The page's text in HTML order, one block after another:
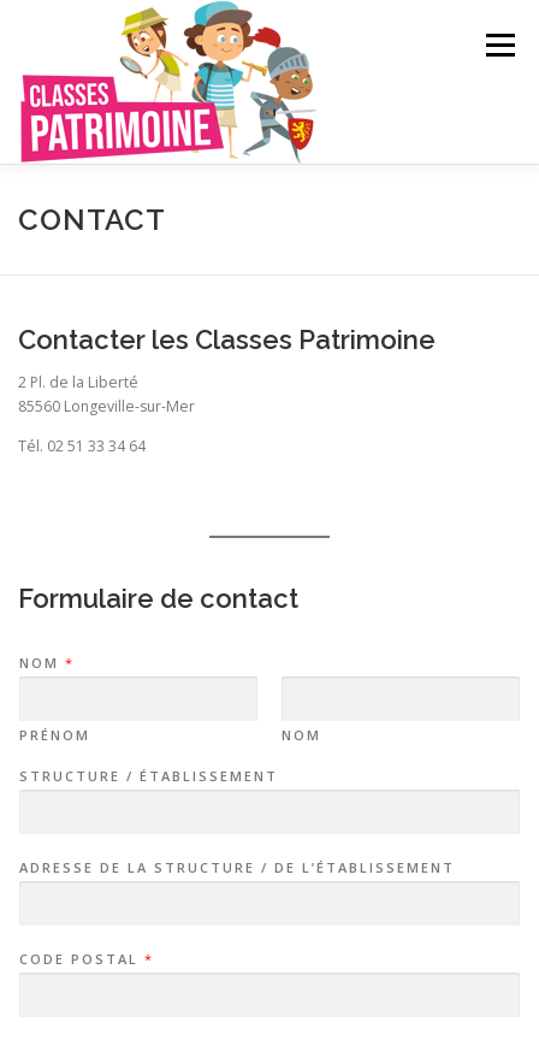
Menu
QUI SOMMES-NOUS ?
CONTACT
CONTACT
Contacter les Classes Patrimoine
2 Pl. de la Liberté
85560 Longeville-sur-Mer
Tél. 02 51 33 34 64
Formulaire de contact
NOM *
PRÉNOM NOM
STRUCTURE / ÉTABLISSEMENT
ADRESSE DE LA STRUCTURE / DE L’ÉTABLISSEMENT
CODE POSTAL *